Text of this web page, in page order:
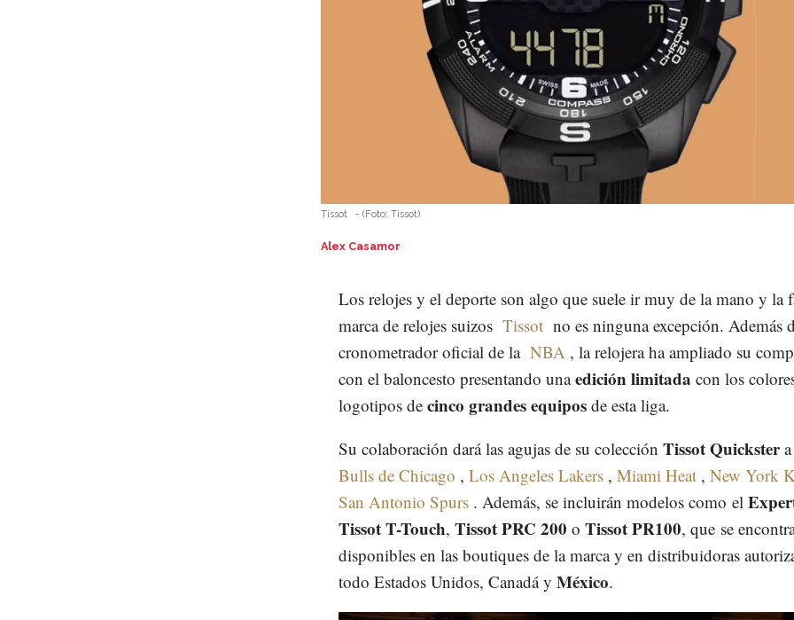
Tissot - (Foto: Tissot)
Alex Casamor
Los relojes y el deporte son algo que suele ir muy de la mano y la
marca de relojes suizos Tissot no es ninguna excepción. Además
cronometrador oficial de la NBA , la relojera ha ampliado su
con el baloncesto presentando unaedición limitada con los
logotipos de cinco grandes equipos de esta liga.
Su colaboración dará las agujas de su colección Tissot Quickster
Bulls de Chicago , Los Angeles Lakers , Miami Heat , New York
San Antonio Spurs . Además, se incluirán modelos como el
Tissot T-Touch, Tissot PRC 200 o Tissot PR100, que se
disponibles en las boutiques de la marca y en distribuidoras
todo Estados Unidos, Canadá y México.